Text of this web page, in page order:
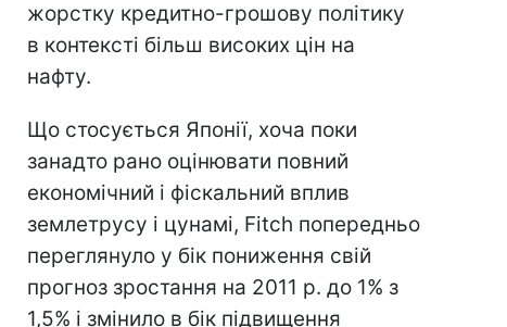
жорстку кредитно-грошову політику
в контексті більш високих цін на
нафту.
Що стосується Японії, хоча поки
занадто рано оцінювати повний
економічний і фіскальний вплив
землетрусу і цунамі, Fitch попередньо
переглянуло у бік пониження свій
прогноз зростання на 2011 р. до 1% з
1,5% і змінило в бік підвищення